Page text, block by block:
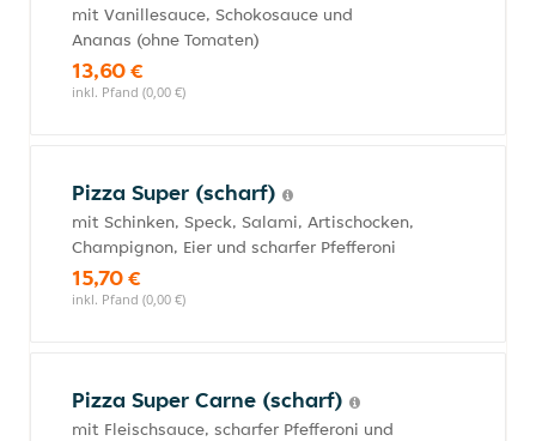
mit Vanillesauce, Schokosauce und
Ananas (ohne Tomaten)
13,60 €
inkl. Pfand (0,00 €)
Pizza Super (scharf)
mit Schinken, Speck, Salami, Artischocken,
Champignon, Eier und scharfer Pfefferoni
15,70 €
inkl. Pfand (0,00 €)
Pizza Super Carne (scharf)
mit Fleischsauce, scharfer Pfefferoni und